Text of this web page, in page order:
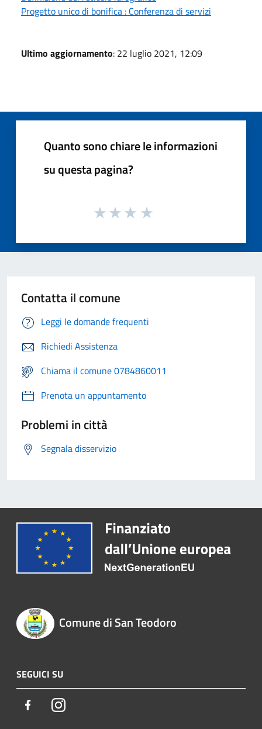
Progetto unico di bonifica : Conferenza di servizi
Ultimo aggiornamento: 22 luglio 2021, 12:09
Quanto sono chiare le informazioni
su questa pagina?
Contatta il comune
Leggi le domande frequenti
Richiedi Assistenza
Chiama il comune 0784860011
Prenota un appuntamento
Problemi in città
Segnala disservizio
Comune di San Teodoro
SEGUICI SU
FacebookInstagram